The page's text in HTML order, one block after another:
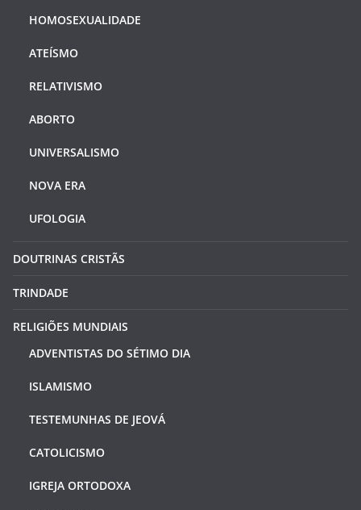
HOMOSEXUALIDADE
ATEÍSMO
RELATIVISMO
ABORTO
UNIVERSALISMO
NOVA ERA
UFOLOGIA
DOUTRINAS CRISTÃS
TRINDADE
RELIGIÕES MUNDIAIS
ADVENTISTAS DO SÉTIMO DIA
ISLAMISMO
TESTEMUNHAS DE JEOVÁ
CATOLICISMO
IGREJA ORTODOXA